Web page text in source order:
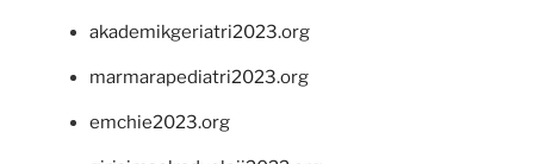
akademikgeriatri2023.org
marmarapediatri2023.org
emchie2023.org